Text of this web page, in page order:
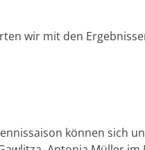
wir mit den
können sich